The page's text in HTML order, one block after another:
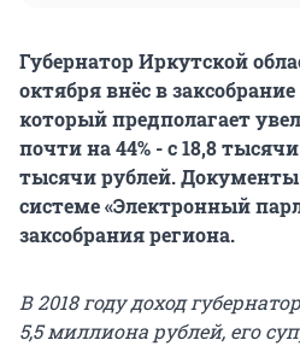
Губернатор Иркутской
октября внёс в
который предполагает
почти на 44% - с 18,8
тысячи рублей. Документы
системе «Электронный
заксобрания региона.
В 2018 году доход
5,5 миллиона рублей, его